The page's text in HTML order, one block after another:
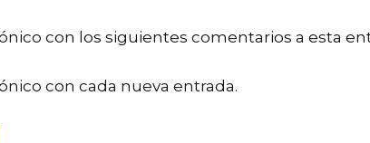
con los siguientes comentarios a esta
con cada nueva entrada.